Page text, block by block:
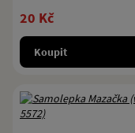
20 Kč
Koupit